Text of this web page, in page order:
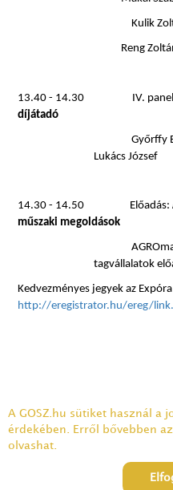
Kulik
Reng
13.40 - 14.30 IV.
díjátadó
Győrffy
Lukács József
14.30 - 14.50 Előadás:
műszaki megoldások
tagvállalatok
Kedvezményes jegyek az
http://eregistrator.hu/ereg/
Adatkezelési tájékoztató
1075 Budapest, Károly krt. 5/A
A GOSZ.hu sütiket használ a
érdekében. Erről bővebben az
olvashat.